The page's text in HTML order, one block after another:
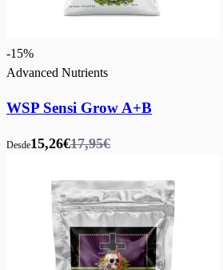
-15%
Advanced Nutrients
WSP Sensi Grow A+B
Desde15,26€17,95€